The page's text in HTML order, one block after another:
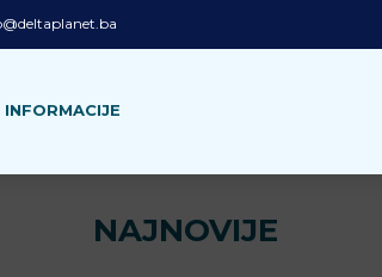
INFORMACIJE
NAJNOVIJE